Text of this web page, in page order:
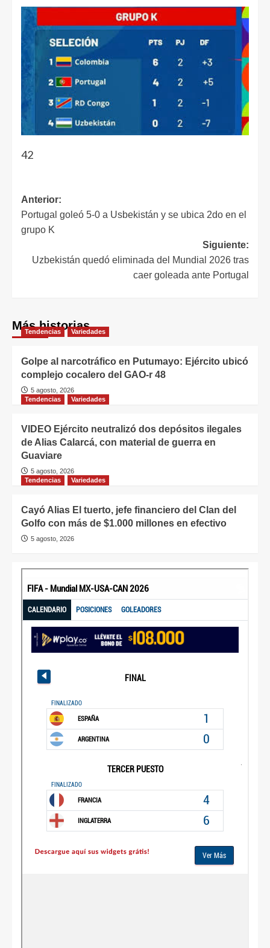
42
Anterior:
Portugal goleó 5-0 a Usbekistán y se ubica 2do en el
grupo K
Siguiente:
Uzbekistán quedó eliminada del Mundial 2026 tras
caer goleada ante Portugal
Más historias
Tendencias Variedades
Golpe al narcotráfico en Putumayo: Ejército ubicó
complejo cocalero del GAO-r 48
5 agosto, 2026
Tendencias
Variedades
VIDEO Ejército neutralizó dos depósitos ilegales
de Alias Calarcá, con material de guerra en
Guaviare
5 agosto, 2026
Tendencias
Variedades
Cayó Alias El tuerto, jefe financiero del Clan del
Golfo con más de $1.000 millones en efectivo
5 agosto, 2026